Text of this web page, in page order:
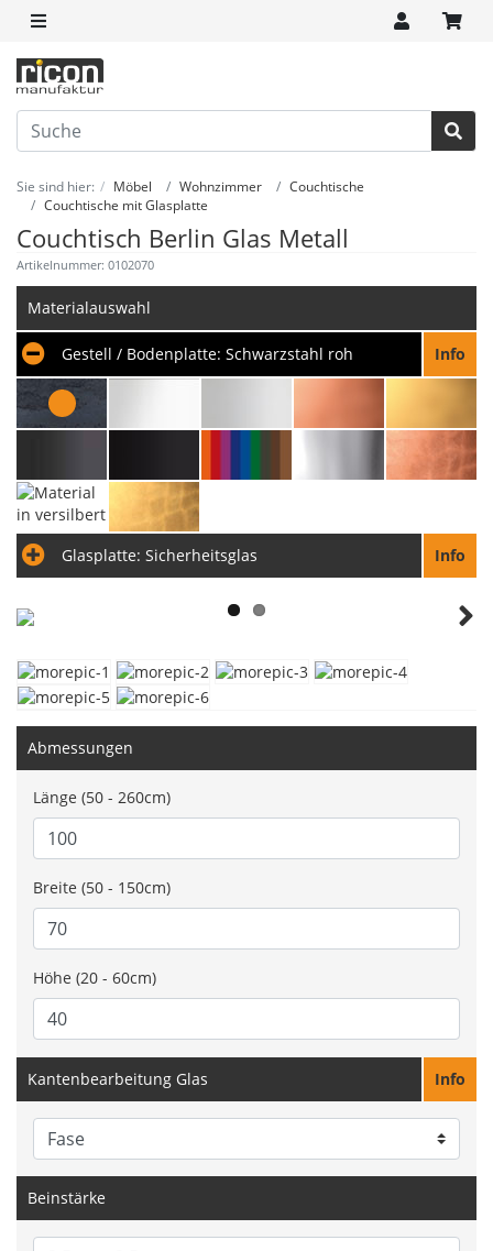
Sie sind hier: Möbel Wohnzimmer
Couchtische
Couchtische mit Glasplatte
Couchtisch Berlin Glas Metall
Artikelnummer: 0102070
Materialauswahl
Gestell / Bodenplatte: Schwarzstahl roh Info
Glasplatte: Sicherheitsglas Info
Abmessungen
Länge (50 - 260cm)
Breite (50 - 150cm)
Höhe (20 - 60cm)
Kantenbearbeitung Glas Info
Beinstärke